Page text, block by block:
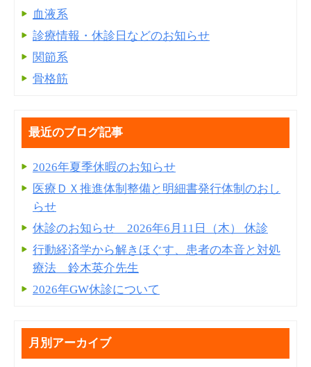
血液系
診療情報・休診日などのお知らせ
関節系
骨格筋
最近のブログ記事
2026年夏季休暇のお知らせ
医療ＤＸ推進体制整備と明細書発⾏体制のおし
らせ
休診のお知らせ 2026年6月11日（木） 休診
行動経済学から解きほぐす、患者の本音と対処
療法 鈴木英介先生
2026年GW休診について
月別アーカイブ